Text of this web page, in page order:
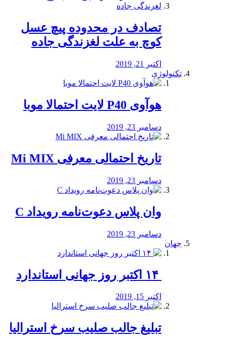
تصادف در محدوده پیچ عسل
کوچ به علت لغزندگی جاده
اکتبر 21, 2019
تکنولوژی
هوآوی P40 لایت احتمالا موبا
دسامبر 23, 2019
تاریخ احتمالی معرفی Mi MIX
دسامبر 23, 2019
وان پلاس دعوت‌نامه رویداد C
دسامبر 23, 2019
جهان
اکتبر 15, 2019
تبلیغ جالب صلیب سرخ استرالیا